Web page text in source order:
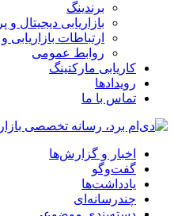
برندینگ
بازاریابی دیجیتال
ارتباطات بازاریابی
روابط عمومی
کاریابی مارکتینگ
رویدادها
تماس با ما
اخبار و گزارش‌ها
گفت‌وگو
یادداشت‌ها
چندرسانه‌ای